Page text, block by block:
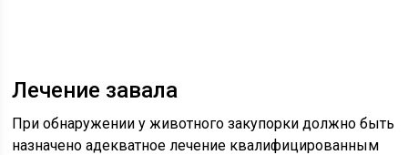
Лечение завала
При обнаружении у животного закупорки должно быть
назначено адекватное лечение квалифицированным